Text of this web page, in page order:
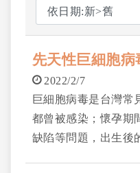
先天性巨細胞
2022/2/7
巨細胞病毒是台灣常
都曾被感染；懷孕期
缺陷等問題，出生後